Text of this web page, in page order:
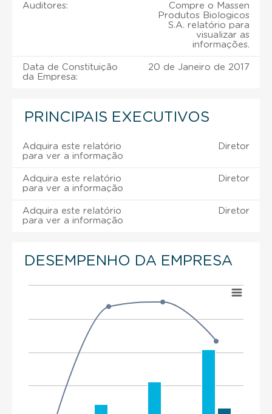
Auditores:
Compre o Massen
Produtos Biologicos
S.A. relatório para
visualizar as
informações.
Data de Constituição
da Empresa:
20 de Janeiro de 2017
PRINCIPAIS EXECUTIVOS
Adquira este relatório
para ver a informação
Diretor
Adquira este relatório
para ver a informação
Diretor
Adquira este relatório
para ver a informação
Diretor
DESEMPENHO DA EMPRESA